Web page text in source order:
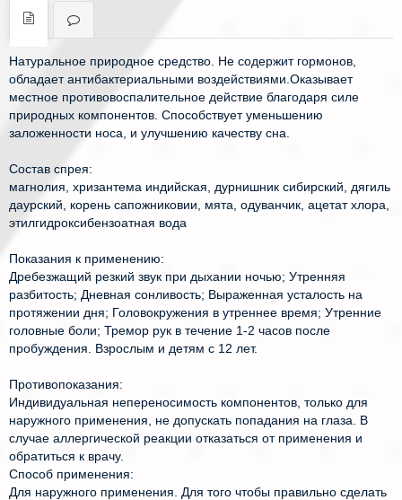
Натуральное природное средство. Не содержит гормонов,
обладает антибактериальными воздействиями.Оказывает
местное противовоспалительное действие благодаря силе
природных компонентов. Способствует уменьшению
заложенности носа, и улучшению качеству сна.
Состав спрея:
магнолия, хризантема индийская, дурнишник сибирский, дягиль
даурский, корень сапожниковии, мята, одуванчик, ацетат хлора,
этилгидроксибензоатная вода
Показания к применению:
Дребезжащий резкий звук при дыхании ночью; Утренняя
разбитость; Дневная сонливость; Выраженная усталость на
протяжении дня; Головокружения в утреннее время; Утренние
головные боли; Тремор рук в течение 1-2 часов после
пробуждения. Взрослым и детям с 12 лет.
Противопоказания:
Индивидуальная непереносимость компонентов, только для
наружного применения, не допускать попадания на глаза. В
случае аллергической реакции отказаться от применения и
обратиться к врачу.
Способ применения:
Для наружного применения. Для того чтобы правильно сделать